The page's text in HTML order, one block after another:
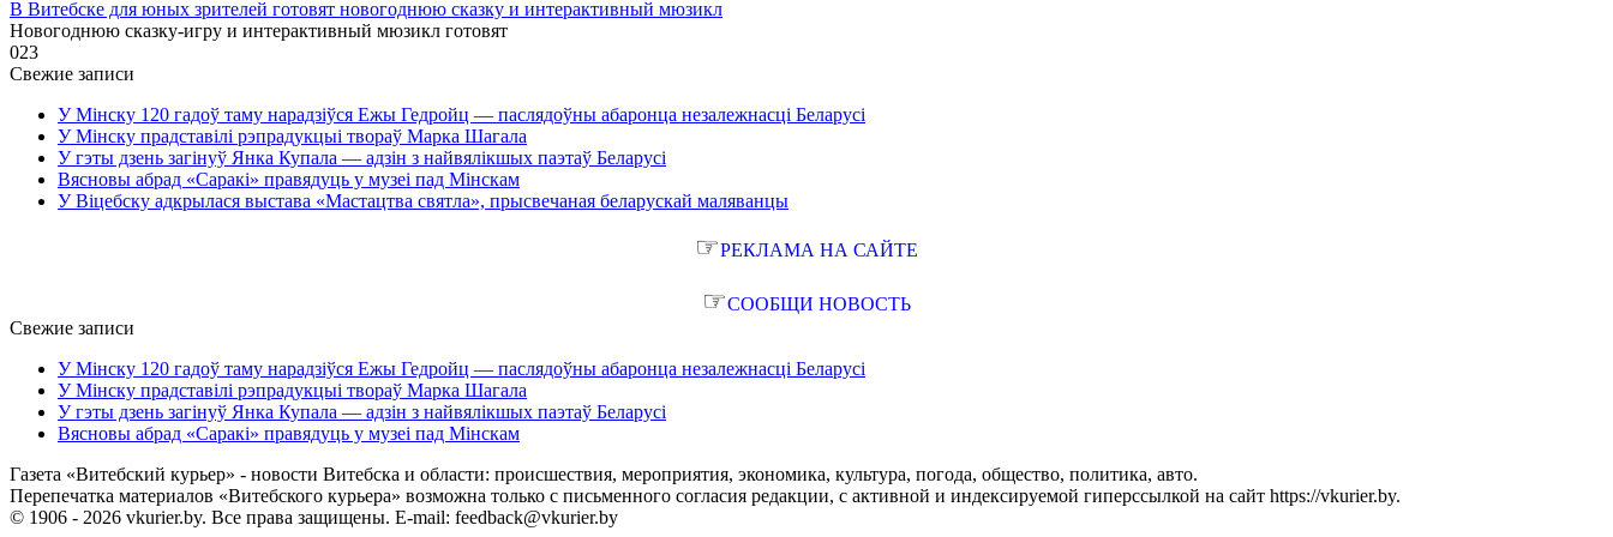
В Витебске для юных зрителей готовят новогоднюю сказку и интерактивный мюзикл
Новогоднюю сказку-игру и интерактивный мюзикл готовят
023
Свежие записи
У Мінску 120 гадоў таму нарадзіўся Ежы Гедройц — паслядоўны абаронца незалежнасці Беларусі
У Мінску прадставілі рэпрадукцыі твораў Марка Шагала
У гэты дзень загінуў Янка Купала — адзін з найвялікшых паэтаў Беларусі
Вясновы абрад «Саракі» правядуць у музеі пад Мінскам
У Віцебску адкрылася выстава «Мастацтва святла», прысвечаная беларускай маляванцы
☞РЕКЛАМА НА САЙТЕ
☞СООБЩИ НОВОСТЬ
Свежие записи
У Мінску 120 гадоў таму нарадзіўся Ежы Гедройц — паслядоўны абаронца незалежнасці Беларусі
У Мінску прадставілі рэпрадукцыі твораў Марка Шагала
У гэты дзень загінуў Янка Купала — адзін з найвялікшых паэтаў Беларусі
Вясновы абрад «Саракі» правядуць у музеі пад Мінскам
Газета «Витебский курьер» - новости Витебска и области: происшествия, мероприятия, экономика, культура, погода, общество, политика, авто.
Перепечатка материалов «Витебского курьера» возможна только с письменного согласия редакции, с активной и индексируемой гиперссылкой на сайт https://vkurier.by.
© 1906 - 2026 vkurier.by. Все права защищены. E-mail: feedback@vkurier.by